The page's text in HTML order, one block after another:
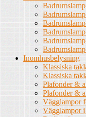
Inomhusbelysning
Klassiska
Klassiska
Plafonder &
Plafonder &
Vägglampor
Vägglampor i